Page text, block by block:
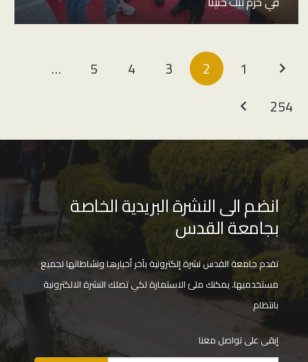
1
2
3
4
5
…
254
انضم الى النشرة البريدية الخاصة
بجامعة القدس
تقدم جامعة القدس نشرة إلكترونية بآخر أخبارها ونشاطاتها لجميع
مستخدميها. يمكنك ملئ الاستمارة لكي تصلك النشرة الالكترونية
بانتظام
إبقى على تواصل معنا